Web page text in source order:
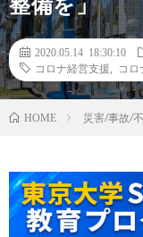
2020.05.14 18:30:10
コロナ経営支援
コロ
HOME 災害/事故/